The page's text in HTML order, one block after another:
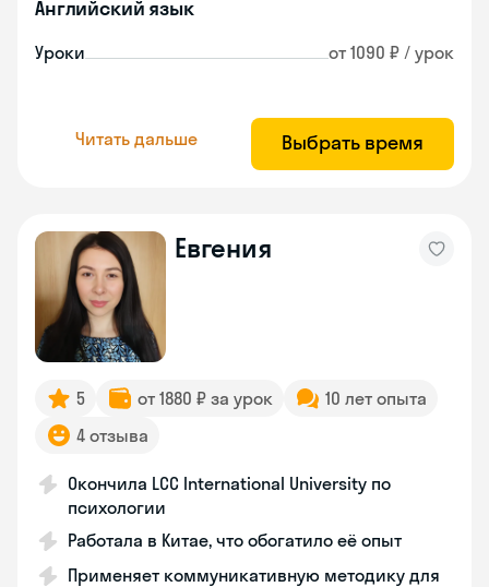
Английский язык
Уроки от 1090 ₽ / урок
Читать дальше Выбрать время
Евгения
5 от 1880 ₽ за урок
10 лет опыта
4 отзыва
Окончила LCC International University по
психологии
Работала в Китае, что обогатило её опыт
Применяет коммуникативную методику для